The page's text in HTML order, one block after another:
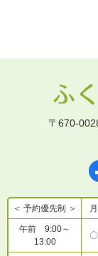
〒670-
＜ 予約優先制 ＞ 月
午前 9:00～
13:00
〇